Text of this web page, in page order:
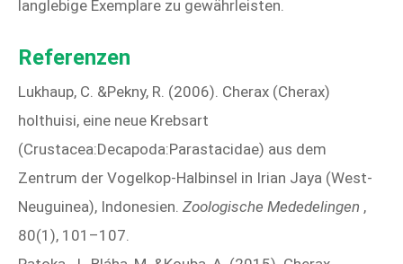
langlebige Exemplare zu gewährleisten.
Referenzen
Lukhaup, C. &Pekny, R. (2006). Cherax (Cherax)
holthuisi, eine neue Krebsart
(Crustacea:Decapoda:Parastacidae) aus dem
Zentrum der Vogelkop-Halbinsel in Irian Jaya (West-
Neuguinea), Indonesien. Zoologische Mededelingen ,
80(1), 101–107.